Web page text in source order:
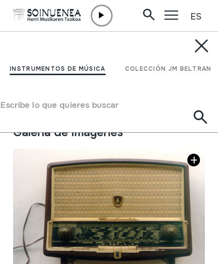
INSTRUMENTOS DE MÚSICA COLECCIÓN JM BELTRAN
Escribe lo que quieres buscar
ES
IRRATIA; RADIO
Tipo de Instrumento de música
Aparatos de reproducción
Galería de imágenes